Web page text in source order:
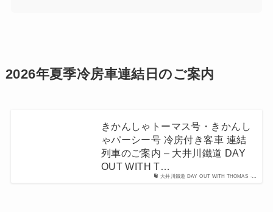
2026年夏季冷房車連結日のご案内
大井川鐵道 DAY OUT WITH THOMAS -…
きかんしゃトーマス号・きかんし
ゃパーシー号 冷房付き客車 連結
列車のご案内 – 大井川鐵道 DAY
OUT WITH T…